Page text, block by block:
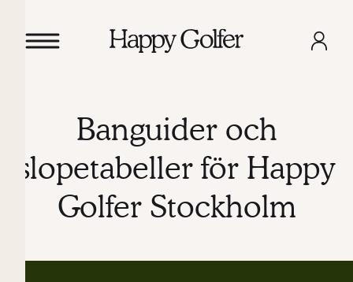
Banguider och
slopetabeller för Happy
Golfer Stockholm